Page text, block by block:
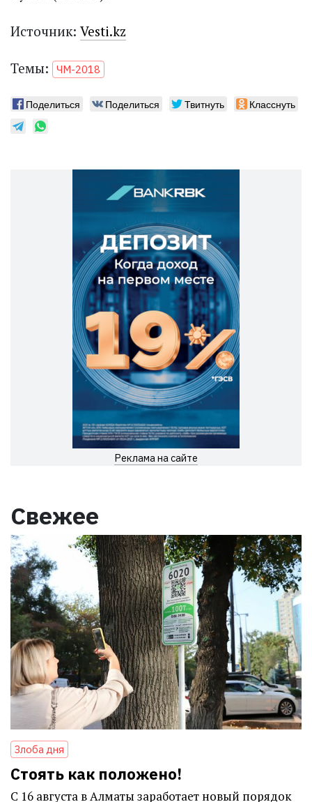
Источник: Vesti.kz
Темы: ЧМ-2018
Поделиться Поделиться Твитнуть Класснуть
Реклама на сайте
Свежее
Злоба дня
Стоять как положено!
С 16 августа в Алматы заработает новый порядок